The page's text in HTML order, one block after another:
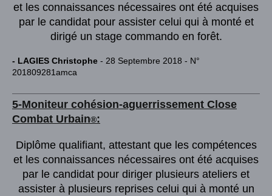
et les connaissances nécessaires ont été acquises
par le candidat pour assister celui qui à monté et
dirigé un stage commando en forêt.
- LAGIES Christophe - 28 Septembre 2018 - N°
201809281amca
5-Moniteur cohésion-aguerrissement Close
Combat Urbain®:
Diplôme qualifiant, attestant que les compétences
et les connaissances nécessaires ont été acquises
par le candidat pour diriger plusieurs ateliers et
assister à plusieurs reprises celui qui à monté un